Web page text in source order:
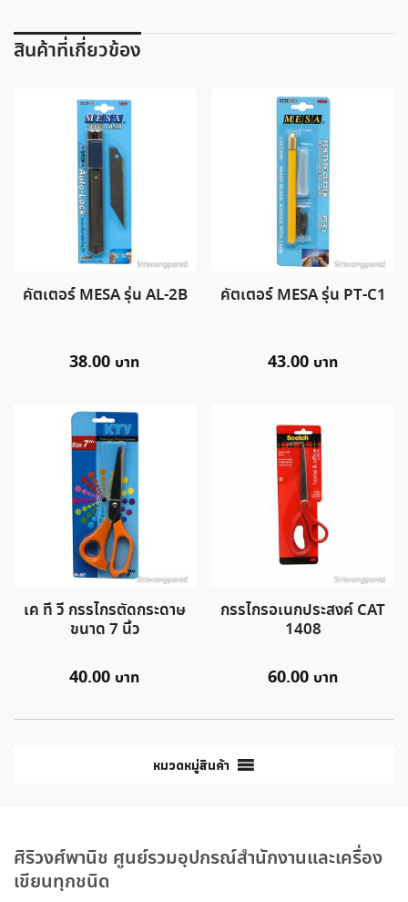
สินค้าที่เกี่ยวข้อง
คัตเตอร์ MESA รุ่น AL-2B
38.00
คัตเตอร์ MESA รุ่น PT-C1
43.00
เค ที วี กรรไกรตัดกระดาษ
ขนาด 7 นิ้ว
40.00
กรรไกรอเนกประสงค์ CAT
1408
60.00
หมวดหมู่สินค้า
ศิริวงศ์พานิช ศูนย์รวมอุปกรณ์สำนักงานและเครื่อง
เขียนทุกชนิด